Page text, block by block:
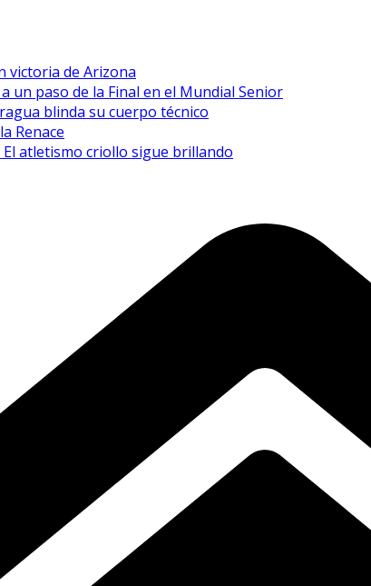
victoria de Arizona
un paso de la Final en el Mundial Senior
blinda su cuerpo técnico
Renace
El atletismo criollo sigue brillando